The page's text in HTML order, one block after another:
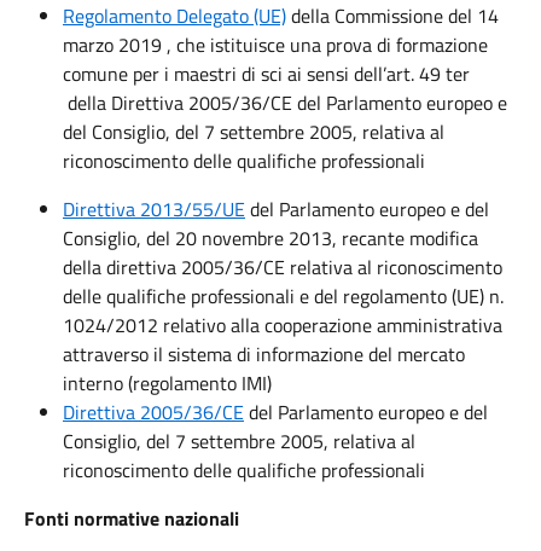
Regolamento Delegato (UE)della Commissione del 14
marzo 2019 , che istituisce una prova di formazione
comune per i maestri di sci ai sensi dell’art. 49 ter
della Direttiva 2005/36/CE del Parlamento europeo e
del Consiglio, del 7 settembre 2005, relativa al
riconoscimento delle qualifiche professionali
Direttiva 2013/55/UEdel Parlamento europeo e del
Consiglio, del 20 novembre 2013, recante modifica
della direttiva 2005/36/CE relativa al riconoscimento
delle qualifiche professionali e del regolamento (UE) n.
1024/2012 relativo alla cooperazione amministrativa
attraverso il sistema di informazione del mercato
interno (regolamento IMI)
Direttiva 2005/36/CEdel Parlamento europeo e del
Consiglio, del 7 settembre 2005, relativa al
riconoscimento delle qualifiche professionali
Fonti normative nazionali